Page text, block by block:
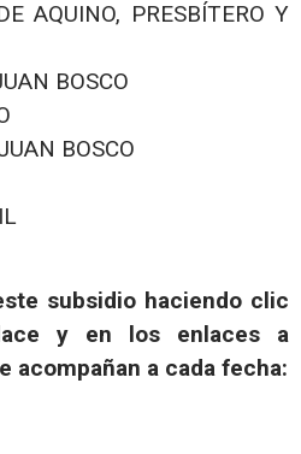
AQUINO, PRESBÍTERO Y
BOSCO
BOSCO
subsidio haciendo clic
y en los enlaces a
acompañan a cada fecha: